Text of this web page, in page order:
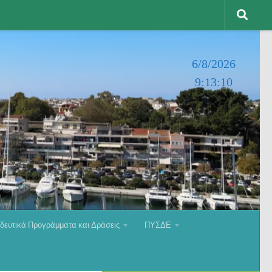
6/8/2026
9:13:12
Προγράμματα και Δράσεις ΠΥΣΔΕ